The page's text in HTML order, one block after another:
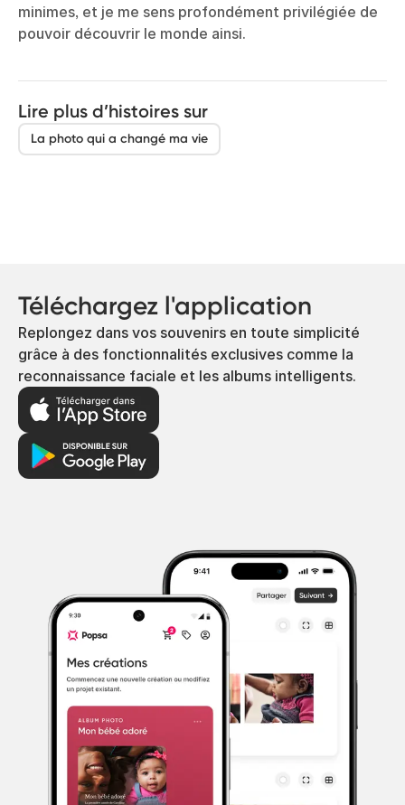
minimes, et je me sens profondément privilégiée de
pouvoir découvrir le monde ainsi.
Lire plus d’histoires sur
La photo qui a changé ma vie
Téléchargez l'application
Replongez dans vos souvenirs en toute simplicité
grâce à des fonctionnalités exclusives comme la
reconnaissance faciale et les albums intelligents.